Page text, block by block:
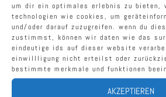
um dir ein optimales erlebnis zu bieten,
technologien wie cookies, um
und/oder darauf zuzugreifen. wenn du
zustimmst, können wir daten wie das
eindeutige ids auf dieser website
einwillligung nicht erteilst oder
bestimmte merkmale und funktionen
AKZEPTIEREN
visual thinking an der uni
ki unser partner in